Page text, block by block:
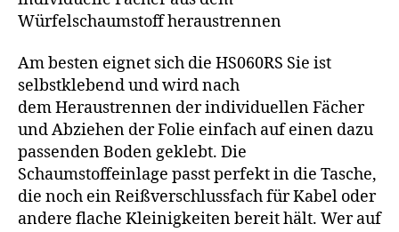
Würfelschaumstoff heraustrennen
Am besten eignet sich die HS060RS Sie ist
selbstklebend und wird nach
dem Heraustrennen der individuellen Fächer
und Abziehen der Folie einfach auf einen dazu
passenden Boden geklebt. Die
Schaumstoffeinlage passt perfekt in die Tasche,
die noch ein Reißverschlussfach für Kabel oder
andere flache Kleinigkeiten bereit hält. Wer auf